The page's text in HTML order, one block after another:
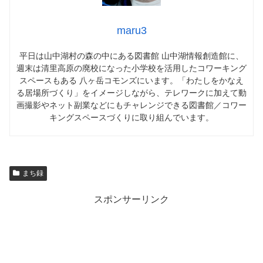
maru3
平日は山中湖村の森の中にある図書館 山中湖情報創造館に、
週末は清里高原の廃校になった小学校を活用したコワーキング
スペースもある 八ヶ岳コモンズにいます。「わたしをかなえ
る居場所づくり」をイメージしながら、テレワークに加えて動
画撮影やネット副業などにもチャレンジできる図書館／コワー
キングスペースづくりに取り組んでいます。
まち録
スポンサーリンク